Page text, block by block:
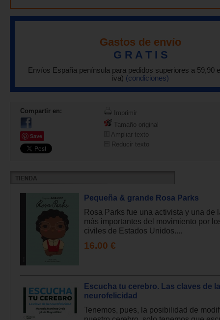
Gastos de envío
G R A T I S
Envíos España península para pedidos superiores a 59,90
iva) (condiciones)
Compartir en:
Save
Imprimir
Tamaño original
Ampliar texto
Reducir texto
Pequeña & grande Rosa Parks
Rosa Parks fue una activista y una de
más importantes del movimiento por
civiles de Estados Unidos....
16.00 €
Escucha tu cerebro. Las claves de la
neurofelicidad
Tenemos, pues, la posibilidad de